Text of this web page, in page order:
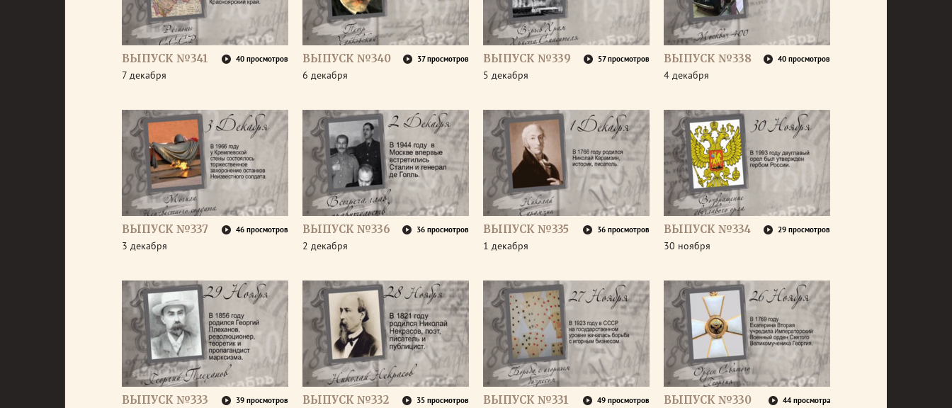
ВЫПУСК №341 40 просмотров
7 декабря
ВЫПУСК №340 37 просмотров
6 декабря
ВЫПУСК №339 57 просмотров
5 декабря
ВЫПУСК №338 40 просмотров
4 декабря
ВЫПУСК №337 46 просмотров
3 декабря
ВЫПУСК №336 36 просмотров
2 декабря
ВЫПУСК №335 36 просмотров
1 декабря
ВЫПУСК №334 29 просмотров
30 ноября
ВЫПУСК №333 39 просмотров ВЫПУСК №332 35 просмотров ВЫПУСК №331 49 просмотров ВЫПУСК №330 44 просмотра